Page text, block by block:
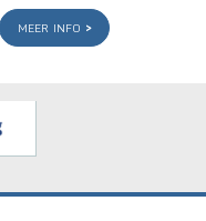
meer info